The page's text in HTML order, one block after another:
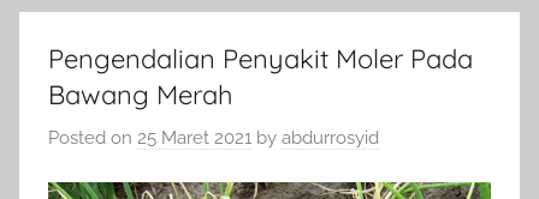
Pengendalian Penyakit Moler Pada
Bawang Merah
Posted on 25 Maret 2021 by abdurrosyid